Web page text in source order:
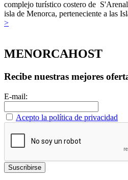
complejo turístico costero de
isla de Menorca, perteneciente a las
>
MENORCAHOST
Recibe nuestras mejores
E-mail:
Acepto la política de privacidad